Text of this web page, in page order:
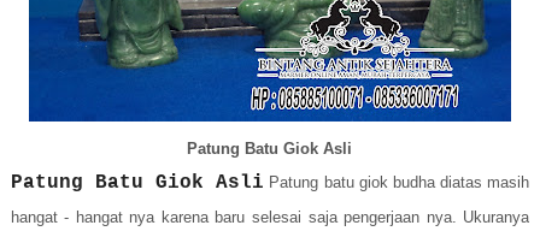
Patung Batu Giok Asli
Patung Batu Giok Asli Patung batu giok budha diatas masih
hangat - hangat nya karena baru selesai saja pengerjaan nya. Ukuranya